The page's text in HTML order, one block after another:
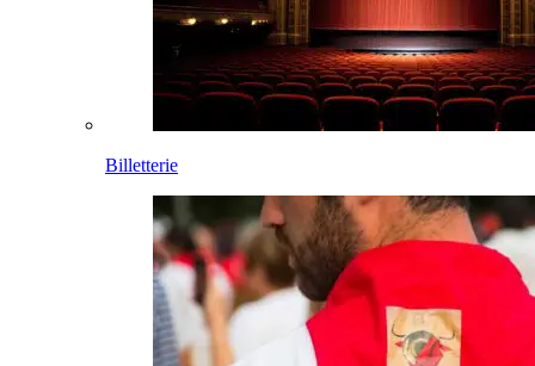
Billetterie